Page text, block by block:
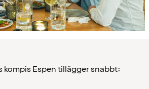
kompis Espen tillägger snabbt: